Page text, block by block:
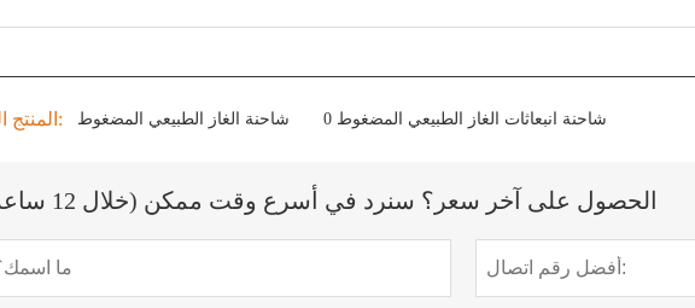
المنتج الوسم: شاحنة الغاز الطبيعي المضغوط 0 شاحنة انبعاثات الغاز الطبيعي المضغوط
الحصول على آخر سعر؟ سنرد في أسرع وقت ممكن (خلال 12 ساعة)